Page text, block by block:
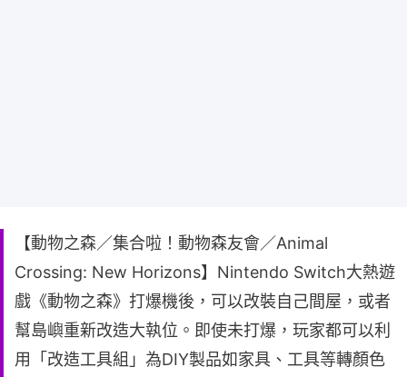
【動物之森／集合啦！動物森友會／Animal
Crossing: New Horizons】Nintendo Switch大熱遊
戲《動物之森》打爆機後，可以改裝自己間屋，或者
幫島嶼重新改造大執位。即使未打爆，玩家都可以利
用「改造工具組」為DIY製品如家具、工具等轉顏色